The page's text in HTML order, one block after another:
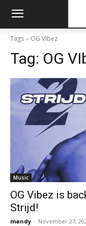
Tags OG VIbez
Tag: OG
Music
OG Vibez is
Strijd!
mandy - November 27,